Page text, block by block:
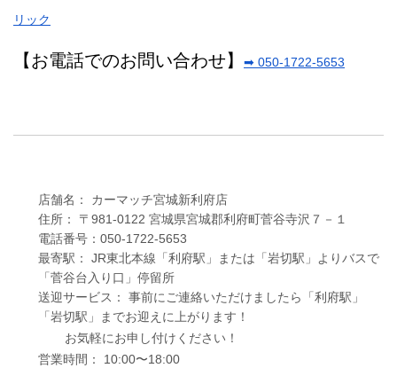
リック
【お電話でのお問い合わせ】 ➡ 050-1722-5653
店舗名： カーマッチ宮城新利府店
住所： 〒981-0122 宮城県宮城郡利府町菅谷寺沢７－１
電話番号：050-1722-5653
最寄駅： JR東北本線「利府駅」または「岩切駅」よりバスで
「菅谷台入り口」停留所
送迎サービス： 事前にご連絡いただけましたら「利府駅」
「岩切駅」までお迎えに上がります！
お気軽にお申し付けください！
営業時間： 10:00〜18:00